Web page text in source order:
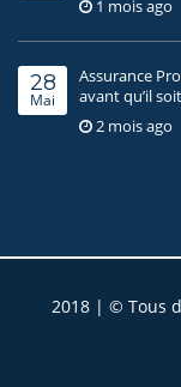
1 mois ago
28
Mai
Assurance
avant qu’il
2 mois ago
2018 | © Tous